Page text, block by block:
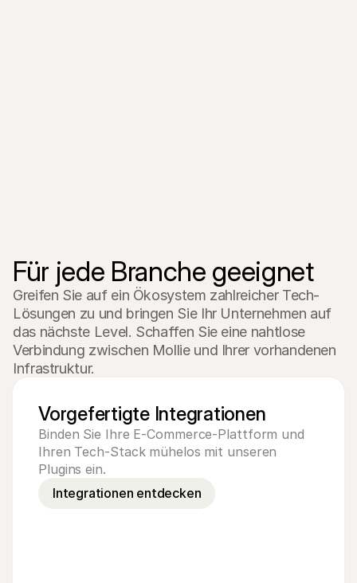
Für jede Branche geeignet
Greifen Sie auf ein Ökosystem zahlreicher Tech-
Lösungen zu und bringen Sie Ihr Unternehmen auf
das nächste Level. Schaffen Sie eine nahtlose
Verbindung zwischen Mollie und Ihrer vorhandenen
Infrastruktur.
Vorgefertigte Integrationen
Binden Sie Ihre E-Commerce-Plattform und
Ihren Tech-Stack mühelos mit unseren
Plugins ein.
Integrationen entdecken